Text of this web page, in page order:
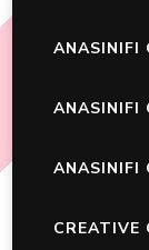
ANASINIFI
ANASINIFI
ANASINIFI
CREATIVE